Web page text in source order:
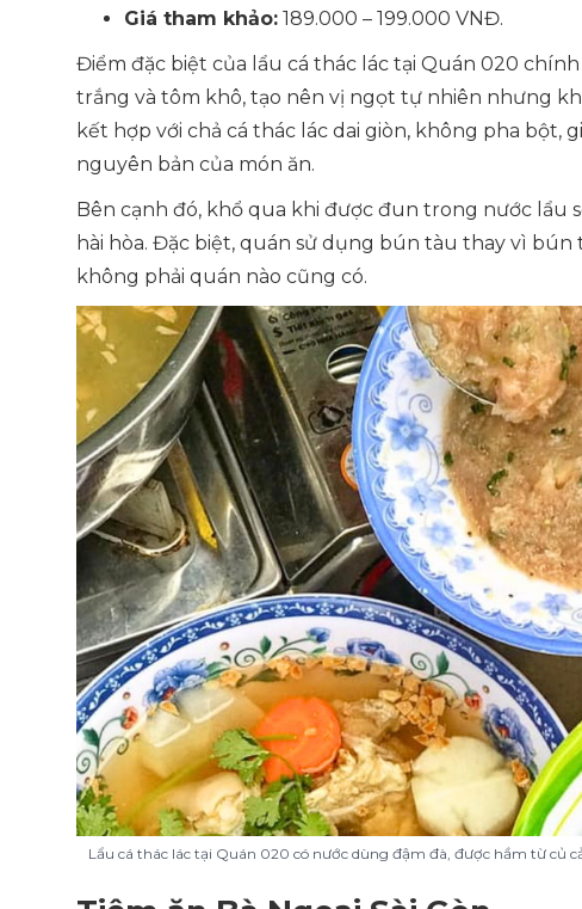
Giá tham khảo: 189.000 – 199.000 VNĐ.
Điểm đặc biệt của lẩu cá thác lác tại Quán 020
trắng và tôm khô, tạo nên vị ngọt tự nhiên nhưng
kết hợp với chả cá thác lác dai giòn, không pha
nguyên bản của món ăn.
Bên cạnh đó, khổ qua khi được đun trong nước lẩu
hài hòa. Đặc biệt, quán sử dụng bún tàu thay vì
không phải quán nào cũng có.
Lẩu cá thác lác tại Quán 020 có nước dùng đậm đà, được hầm từ củ